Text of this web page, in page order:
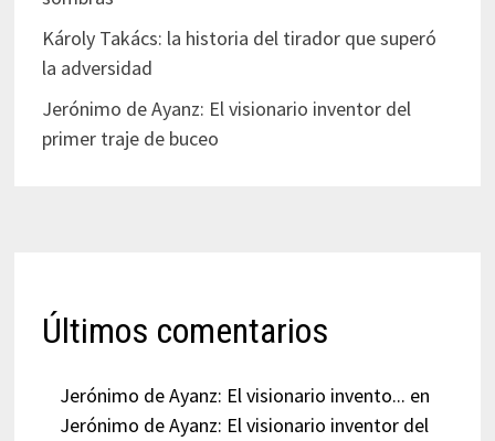
Károly Takács: la historia del tirador que superó
la adversidad
Jerónimo de Ayanz: El visionario inventor del
primer traje de buceo
Últimos comentarios
Jerónimo de Ayanz: El visionario invento... en
Jerónimo de Ayanz: El visionario inventor del